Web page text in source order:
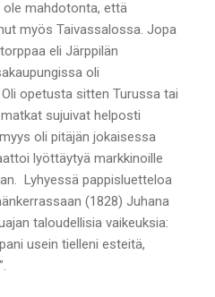
ole mahdotonta, että
myös Taivassalossa. Jopa
eli Järppilän
oli
opetusta sitten Turussa tai
sujuivat helposti
oli pitäjän jokaisessa
lyöttäytyä markkinoille
Lyhyessä pappisluetteloa
(1828) Juhana
taloudellisia vaikeuksia:
usein tielleni esteitä,